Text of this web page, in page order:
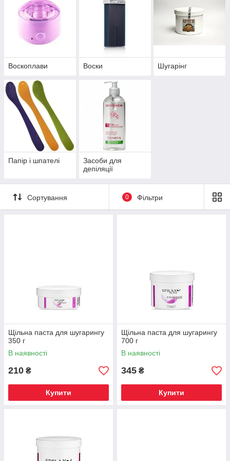
Засоби та інструменти для депіляції
в
до
Апарат простий в застосуванні, забезпечує нагрівання
до безпечної температури для депіляції.
Воскоплави Воски Шугарінг
Папір і шпателі
Засоби для
депіляції
Сортування 0 Фільтри
Щільна паста для шугарингу
350 г
В наявності
210 ₴
Купити
Щільна паста для шугарингу
700 г
В наявності
345 ₴
Купити